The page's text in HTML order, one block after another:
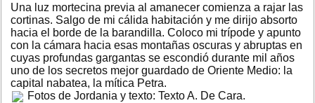
Una luz mortecina previa al amanecer comienza a rajar las
cortinas. Salgo de mi cálida habitación y me dirijo absorto
hacia el borde de la barandilla. Coloco mi trípode y apunto
con la cámara hacia esas montañas oscuras y abruptas en
cuyas profundas gargantas se escondió durante mil años
uno de los secretos mejor guardado de Oriente Medio: la
capital nabatea, la mítica Petra.
Fotos de Jordania y texto: Texto A. De Cara.